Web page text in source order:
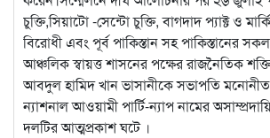
চুক্তি,সিয়াটো -সেন্টো চুক্তি, বাগদাদ প্যাক্ট ও
বিরোধী এবং পূর্ব পাকিস্তান সহ পাকিস্তানের
আঞ্চলিক স্বায়ত্ত শাসনের পক্ষের রাজনৈতিক
আবদুল হামিদ খান ভাসানীকে সভাপতি মনোনীত
ন্যাশনাল আওয়ামী পার্টি-ন্যাপ নামের
দলটির আত্মপ্রকাশ ঘটে ।